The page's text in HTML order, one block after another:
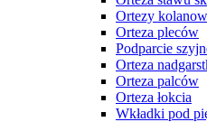
Ortezy
Orteza pleców
Podparcie
Orteza
Orteza palców
Orteza łokcia
Wkładki pod